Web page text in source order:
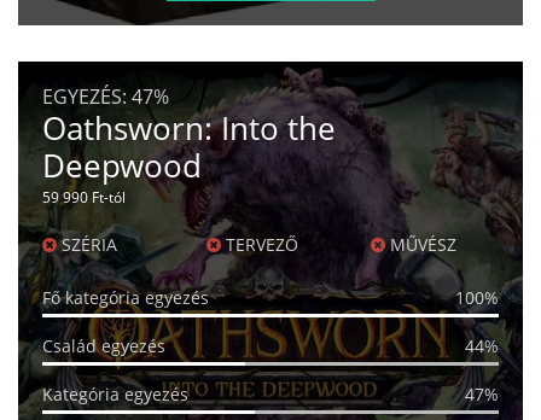
EGYEZÉS: 47%
Oathsworn: Into the
Deepwood
59 990 Ft-tól
SZÉRIA TERVEZŐ MŰVÉSZ
Fő kategória egyezés 100%
Család egyezés 44%
Kategória egyezés
47%